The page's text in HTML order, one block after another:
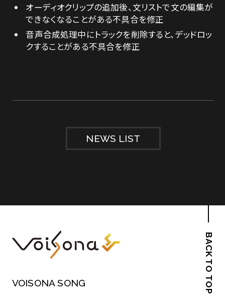
オーディオクリップの追加後、文リストで文の編集が
できなくなることがある不具合を修正
音声合成処理中にトラックを削除すると、デッドロッ
クすることがある不具合を修正
NEWS LIST
BACK TO TOP
VOISONA SONG